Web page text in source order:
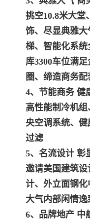
挑空10.8米大堂
饰、尽显典雅
梯、智能化系
库3300车位满
圈、缔造商务配
4、节能商务 健
高性能制冷机
央空调系统、健
过滤
5、名流设计 彰
邀请美国建筑
计、外立面钢
大气内部闲情
6、品牌地产 中